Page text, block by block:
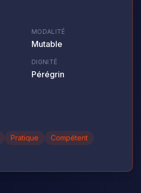
MODALITÉ
Mutable
DIGNITÉ
Pérégrin
Pratique
Compétent